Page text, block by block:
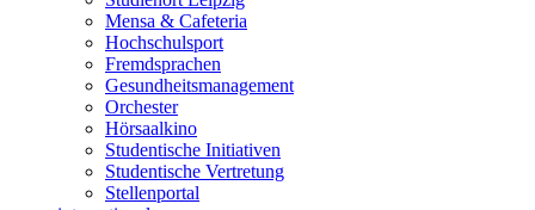
Mensa & Cafeteria
Hochschulsport
Fremdsprachen
Gesundheitsmanagement
Orchester
Hörsaalkino
Studentische Initiativen
Studentische Vertretung
Stellenportal